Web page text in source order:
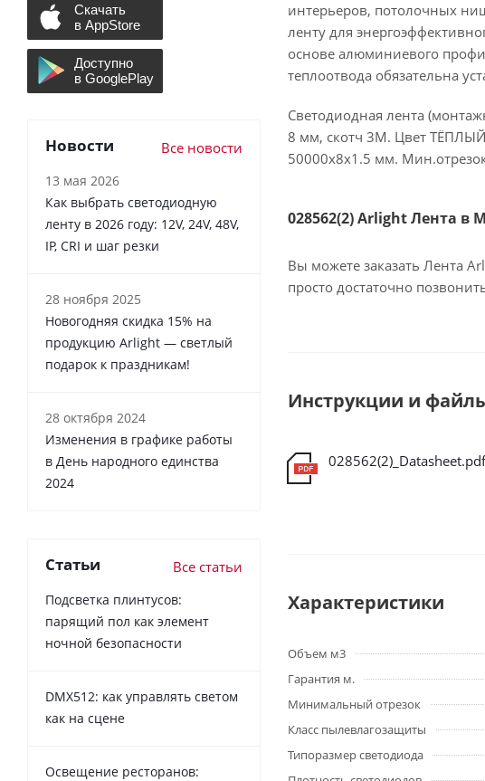
интерьеров, потолочных
ленту для
основе алюминиевого
теплоотвода обязательна
Светодиодная лента
8 мм, скотч 3M. Цвет
50000x8x1.5 мм.
028562(2) Arlight Лента в
Вы можете заказать Лента
просто достаточно
Инструкции и
028562(2)_Datasheet.pdf
Характеристики
Объем м3
Гарантия м.
Минимальный отрезок
Класс пылевлагозащиты
Типоразмер светодиода
Новости Все новости
13 мая 2026
Как выбрать светодиодную
ленту в 2026 году: 12V, 24V, 48V,
IP, CRI и шаг резки
28 ноября 2025
Новогодняя скидка 15% на
продукцию Arlight — светлый
подарок к праздникам!
28 октября 2024
Изменения в графике работы
в День народного единства
2024
Статьи Все статьи
Подсветка плинтусов:
парящий пол как элемент
ночной безопасности
DMX512: как управлять светом
как на сцене
Освещение ресторанов: